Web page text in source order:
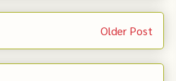
Older Post